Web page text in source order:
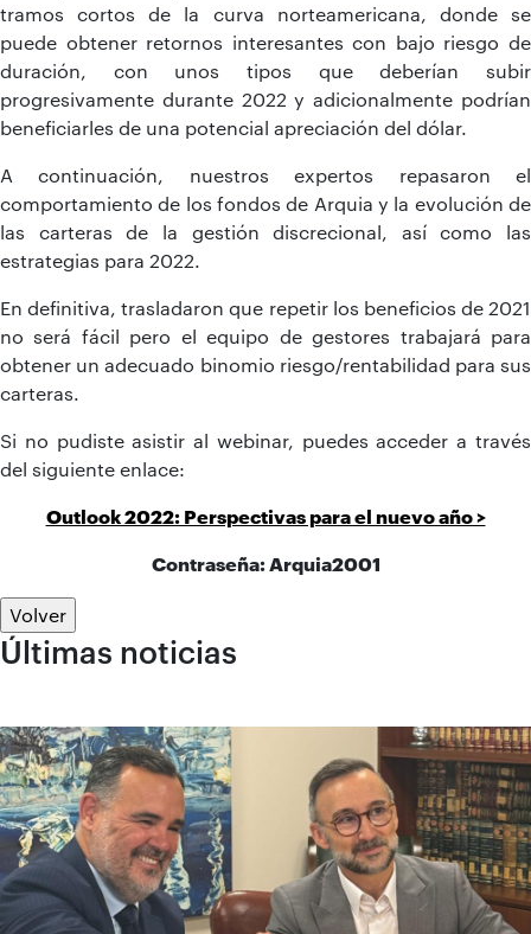
tramos cortos de la curva norteamericana, donde se
puede obtener retornos interesantes con bajo riesgo de
duración, con unos tipos que deberían subir
progresivamente durante 2022 y adicionalmente podrían
beneficiarles de una potencial apreciación del dólar.
A continuación, nuestros expertos repasaron el
comportamiento de los fondos de Arquia y la evolución de
las carteras de la gestión discrecional, así como las
estrategias para 2022.
En definitiva, trasladaron que repetir los beneficios de 2021
no será fácil pero el equipo de gestores trabajará para
obtener un adecuado binomio riesgo/rentabilidad para sus
carteras.
Si no pudiste asistir al webinar, puedes acceder a través
del siguiente enlace:
Outlook 2022: Perspectivas para el nuevo año >
Contraseña: Arquia2001
Volver
Últimas noticias